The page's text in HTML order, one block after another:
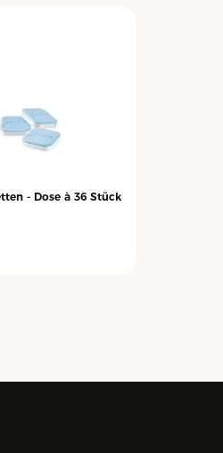
- Dose à 36 Stück